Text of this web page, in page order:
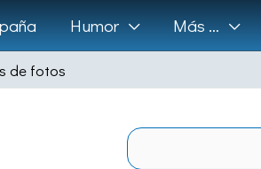
Humor Más …
de fotos